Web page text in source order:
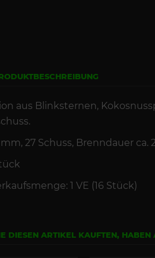
aus Blinksternen,
27 Schuss, Brenndauer ca.
1 VE (16 Stück)
DIESEN ARTIKEL KAUFTEN, HABEN